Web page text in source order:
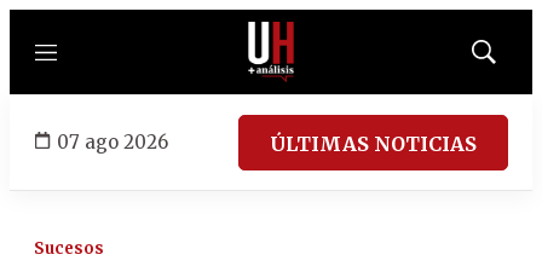
Menú
Mostrar
07 ago 2026 ÚLTIMAS NOTICIAS
Sucesos